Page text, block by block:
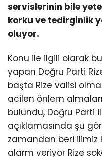
servislerinin bile
korku ve tedirginlik
oluyor.
Konu ile ilgili olarak
yapan Doğru Parti
başta Rize valisi
acilen önlem
bulundu, Doğru Parti
açıklamasında şu
zamandan beri ilimiz
alarm veriyor Rize